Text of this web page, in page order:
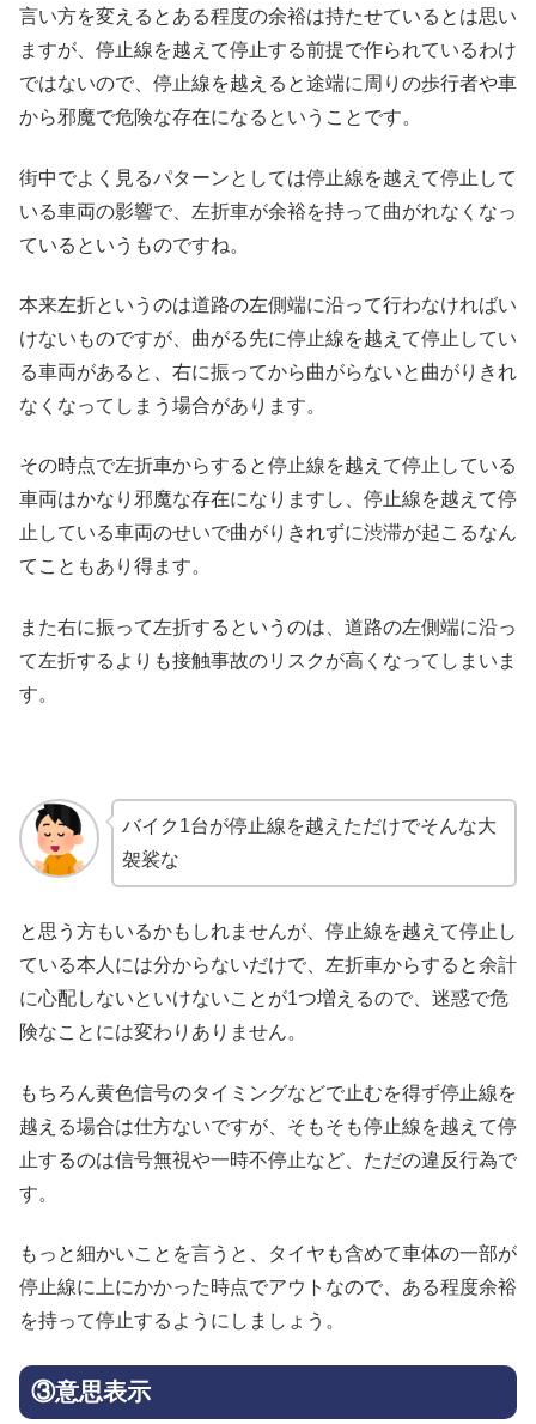
言い方を変えるとある程度の余裕は持たせているとは思い
ますが、停止線を越えて停止する前提で作られているわけ
ではないので、停止線を越えると途端に周りの歩行者や車
から邪魔で危険な存在になるということです。
街中でよく見るパターンとしては停止線を越えて停止して
いる車両の影響で、左折車が余裕を持って曲がれなくなっ
ているというものですね。
本来左折というのは道路の左側端に沿って行わなければい
けないものですが、曲がる先に停止線を越えて停止してい
る車両があると、右に振ってから曲がらないと曲がりきれ
なくなってしまう場合があります。
その時点で左折車からすると停止線を越えて停止している
車両はかなり邪魔な存在になりますし、停止線を越えて停
止している車両のせいで曲がりきれずに渋滞が起こるなん
てこともあり得ます。
また右に振って左折するというのは、道路の左側端に沿っ
て左折するよりも接触事故のリスクが高くなってしまいま
す。
バイク1台が停止線を越えただけでそんな大
袈裟な
と思う方もいるかもしれませんが、停止線を越えて停止し
ている本人には分からないだけで、左折車からすると余計
に心配しないといけないことが1つ増えるので、迷惑で危
険なことには変わりありません。
もちろん黄色信号のタイミングなどで止むを得ず停止線を
越える場合は仕方ないですが、そもそも停止線を越えて停
止するのは信号無視や一時不停止など、ただの違反行為で
す。
もっと細かいことを言うと、タイヤも含めて車体の一部が
停止線に上にかかった時点でアウトなので、ある程度余裕
を持って停止するようにしましょう。
③意思表示